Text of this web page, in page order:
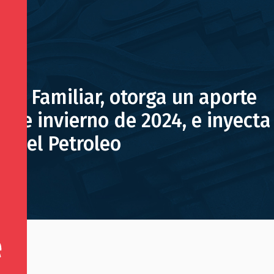
Familiar, otorga un aporte
invierno de 2024, e inyecta
del Petroleo